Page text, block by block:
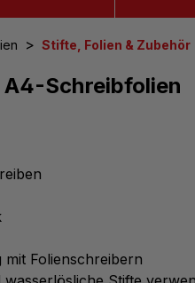
> Stifte, Folien & Zubehör
Schreibfolien
Folienschreibern